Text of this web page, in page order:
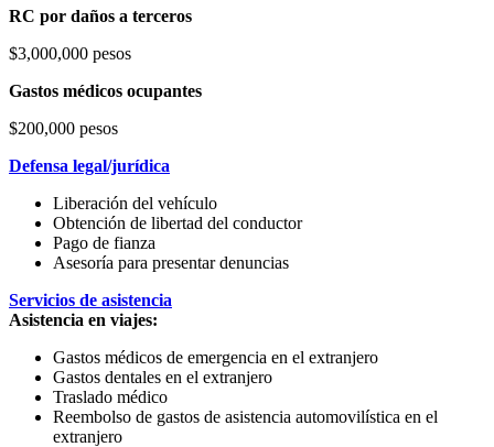
RC por daños a terceros
$3,000,000 pesos
Gastos médicos ocupantes
$200,000 pesos
Defensa legal/jurídica
Liberación del vehículo
Obtención de libertad del conductor
Pago de fianza
Asesoría para presentar denuncias
Servicios de asistencia
Asistencia en viajes:
Gastos médicos de emergencia en el extranjero
Gastos dentales en el extranjero
Traslado médico
Reembolso de gastos de asistencia automovilística en el
extranjero